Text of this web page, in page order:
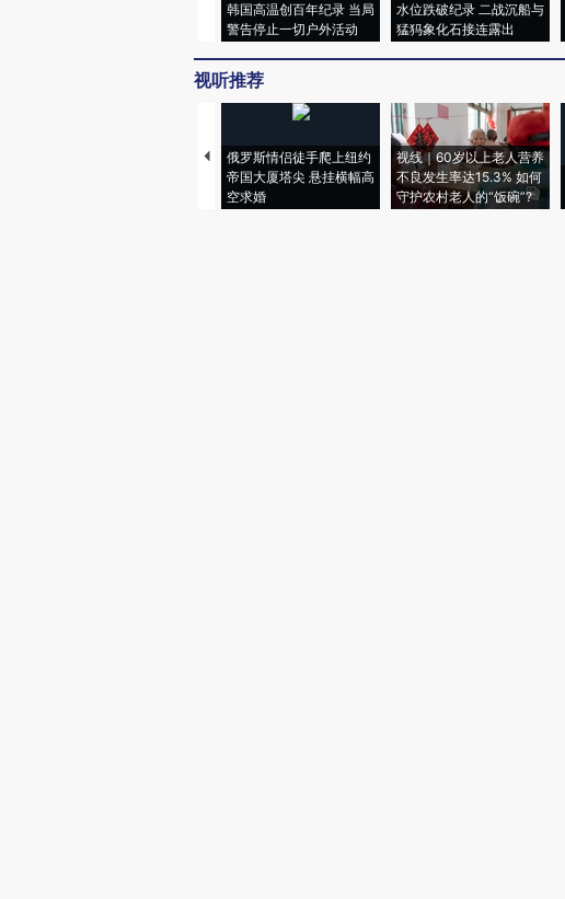
韩国高温创百年纪录 当局
警告停止一切户外活动
水位跌破纪录 二战沉船与
猛犸象化石接连露出
视听推荐
俄罗斯情侣徒手爬上纽约
帝国大厦塔尖 悬挂横幅高
空求婚
视线｜60岁以上老人营养
不良发生率达15.3% 如何
守护农村老人的“饭碗”?